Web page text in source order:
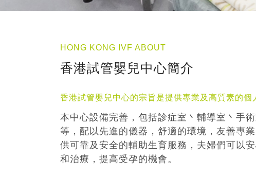
HONG KONG IVF ABOUT
香港試管嬰兒中心簡介
香港試管嬰兒中心的宗旨是提供專業及高質素的個
本中心設備完善，包括診症室丶輔導室丶手
等，配以先進的儀器，舒適的環境，友善專
供可靠及安全的輔助生育服務，夫婦們可以
和治療，提高受孕的機會。